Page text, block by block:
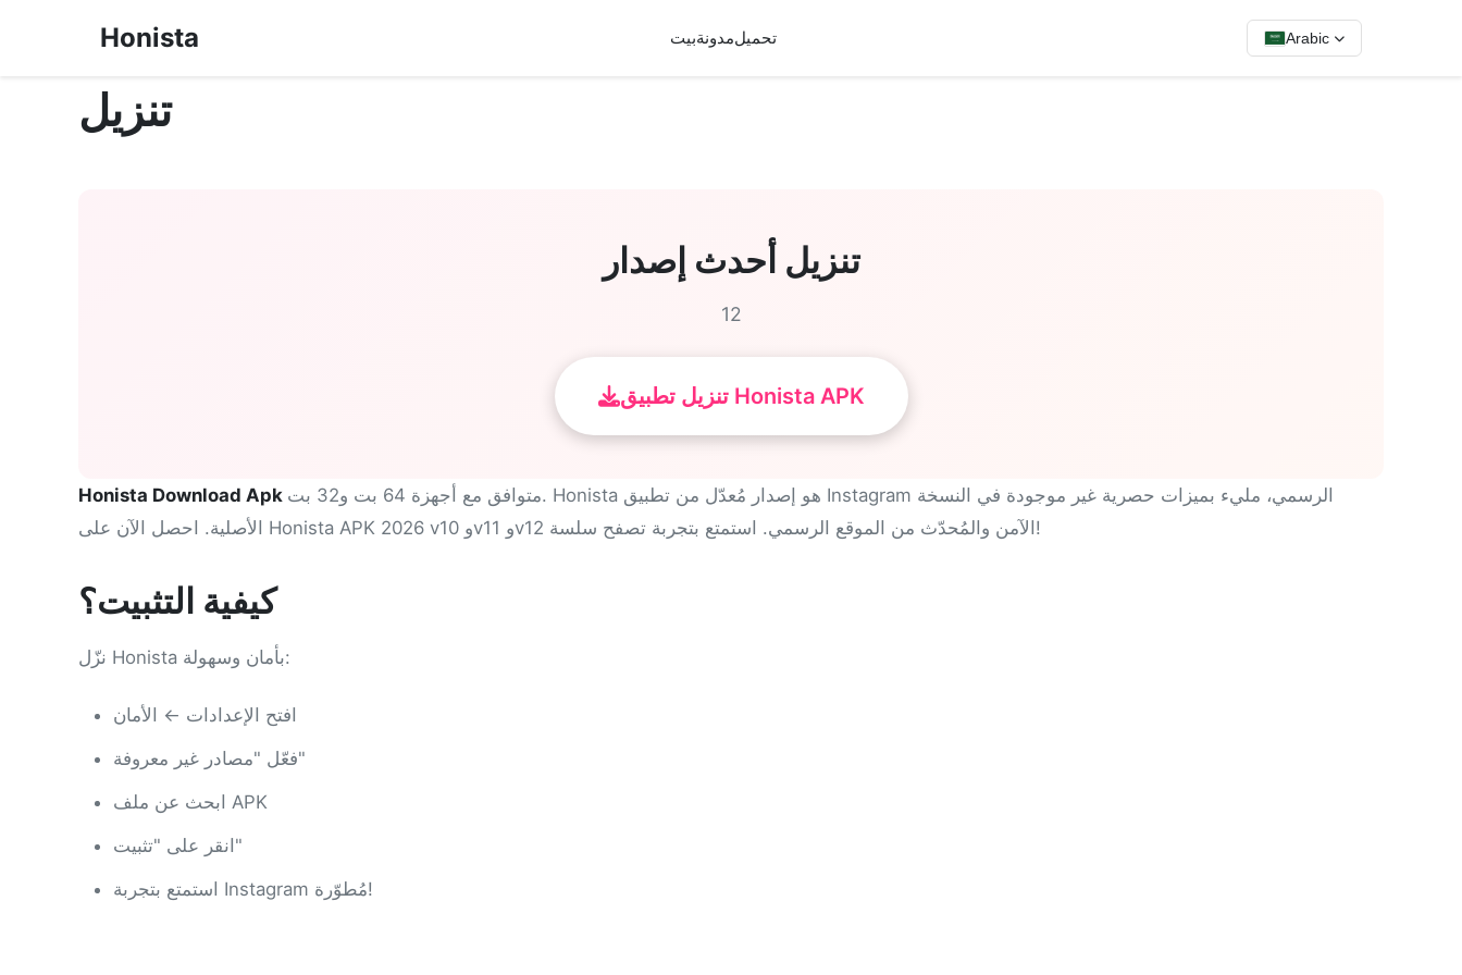
Honista بيتمدونةتحميل Arabic
تنزيل
تنزيل أحدث إصدار
12
تنزيل تطبيق Honista APK
Honista Download Apk متوافق مع أجهزة 64 بت و32 بت. Honista هو إصدار مُعدّل من تطبيق Instagram الرسمي، مليء بميزات حصرية غير موجودة في النسخة
الأصلية. احصل الآن على Honista APK 2026 v10 وv11 وv12 الآمن والمُحدّث من الموقع الرسمي. استمتع بتجربة تصفح سلسة!
كيفية التثبيت؟
نزّل Honista بأمان وسهولة:
افتح الإعدادات ← الأمان
فعّل "مصادر غير معروفة"
ابحث عن ملف APK
انقر على "تثبيت"
استمتع بتجربة Instagram مُطوّرة!